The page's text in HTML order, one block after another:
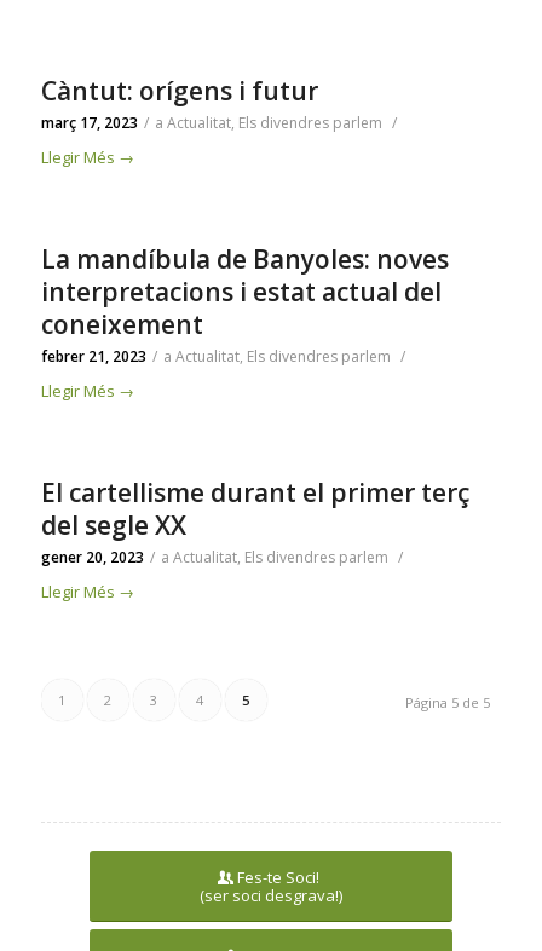
Càntut: orígens i futur
març 17, 2023 / a Actualitat, Els divendres parlem /
Llegir Més →
La mandíbula de Banyoles: noves
interpretacions i estat actual del
coneixement
febrer 21, 2023 / a Actualitat, Els divendres parlem /
Llegir Més →
El cartellisme durant el primer terç
del segle XX
gener 20, 2023 / a Actualitat, Els divendres parlem /
Llegir Més →
Página 5 de 5
1 2 3 4 5
Fes-te Soci!
(ser soci desgrava!)